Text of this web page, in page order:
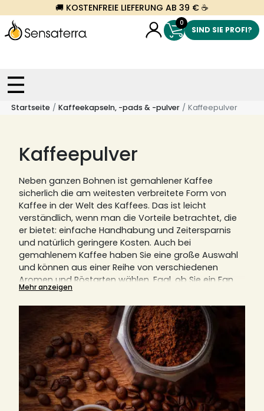
🚚 KOSTENFREIE LIEFERUNG AB 39 € ☕
0
SIND SIE PROFI?
Startseite Kaffeekapseln, -pads & -pulver Kaffeepulver
Kaffeepulver
Neben ganzen Bohnen ist gemahlener Kaffee
sicherlich die am weitesten verbreitete Form von
Kaffee in der Welt des Kaffees. Das ist leicht
verständlich, wenn man die Vorteile betrachtet, die
er bietet: einfache Handhabung und Zeitersparnis
und natürlich geringere Kosten. Auch bei
gemahlenem Kaffee haben Sie eine große Auswahl
und können aus einer Reihe von verschiedenen
Aromen und Röstarten wählen. Egal, ob Sie ein Fan
von Filtermaschinen, italienischen Kaffeemaschinen,
Kolbenkaffeemaschinen (auch bekannt als French
Press) oder anderen Geräten sind, gemahlener
Kaffee ist immer eine notwendige Komponente.
erklären wir Ihnen auch, warum der richtige Mahlgrad
für den perfekten Kaffeegenuss entscheidend ist.
Finden Sie hier Ihre nächste Lieblingsrösterei, egal ob
aus Italien, Deutschland oder Frankreich.
Mehr anzeigen